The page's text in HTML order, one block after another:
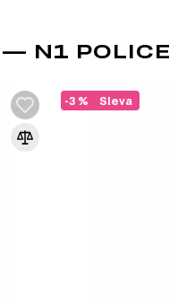
N1
Sleva
-3 %